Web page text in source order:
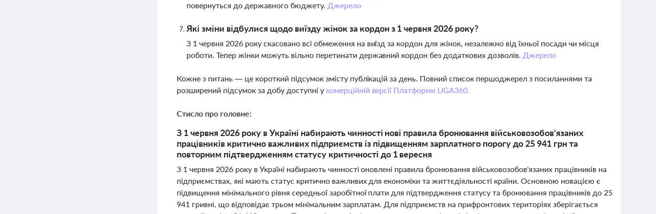
повернуться до державного бюджету. Джерело
Які зміни відбулися щодо виїзду жінок за кордон з 1 червня 2026 року?
З 1 червня 2026 року скасовано всі обмеження на виїзд за кордон для жінок, незалежно від їхньої посади чи місця
роботи. Тепер жінки можуть вільно перетинати державний кордон без додаткових дозволів. Джерело
Кожне з питань — це короткий підсумок змісту публікацій за день. Повний список першоджерел з посиланнями та
розширений підсумок за добу доступні у комерційній версії Платформи LIGA360.
Стисло про головне:
З 1 червня 2026 року в Україні набирають чинності нові правила бронювання військовозобов'язаних
працівників критично важливих підприємств із підвищенням зарплатного порогу до 25 941 грн та
повторним підтвердженням статусу критичності до 1 вересня
З 1 червня 2026 року в Україні набирають чинності оновлені правила бронювання військовозобов'язаних працівників на
підприємствах, які мають статус критично важливих для економіки та життєдіяльності країни. Основною новацією є
підвищення мінімального рівня середньої заробітної плати для підтвердження статусу та бронювання працівників до 25
941 гривні, що відповідає трьом мінімальним зарплатам. Для підприємств на прифронтових територіях зберігається